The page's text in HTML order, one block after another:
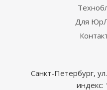
Для
Санкт-Петербург,
индекс: